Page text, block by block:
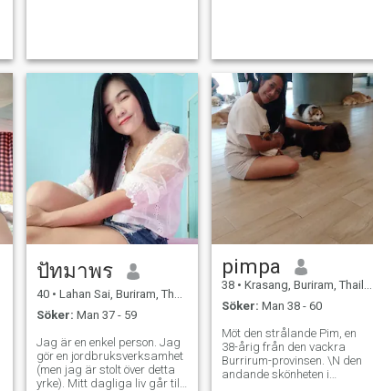
förbättra mina
livskunskaper, jag såg
positiv, jag var liten, min
personlighet var bra, jag var
söt och sexig. Jag tyckte om
att vara med mina nära och
kära, jag tyckte om att lära
sig världen inuti. Att vara
flitig, ärlig och lojal mot de
flesta älskare, som
utmaningar och vill leva med
någon som verkligen älskar
mig. Min specialitet är att
jag kan ta hand om min
personliga motto är livet för
min partner är mitt liv. Jag
kommer att göra allt för att
person and I look for a l
ปัทมาพร
40 • Lahan Sai, Buriram, Thailand
Söker: Man 37 - 59
Jag är en enkel person. Jag
gör en jordbruksverksamhet
(men jag är stolt över detta
yrke). Mitt dagliga liv går till
pimpa
38 • Krasang, Buriram, Thailand
Söker: Man 38 - 60
Möt den strålande Pim, en
38-årig från den vackra
Burrirum-provinsen. \N den
andande skönheten i